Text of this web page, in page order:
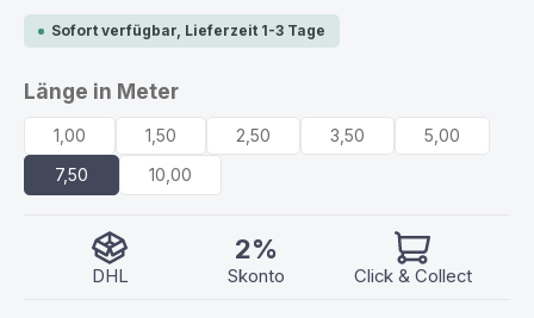
Sofort verfügbar, Lieferzeit 1-3 Tage
Länge in Meterauswählen
1,00 1,50 2,50 3,50
5,00
7,50
10,00
DHL
2%
Skonto Click & Collect